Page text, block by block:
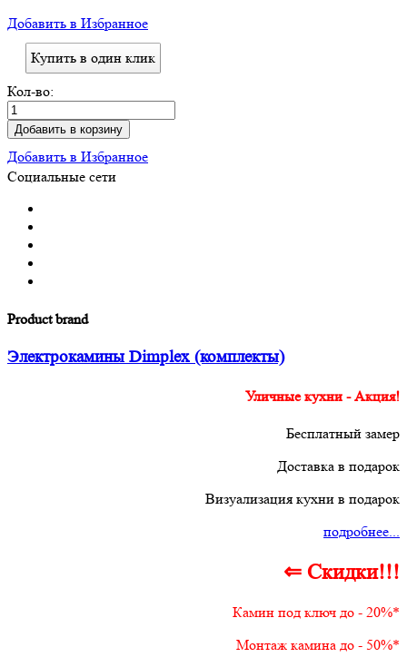
Добавить в Избранное
Купить в один клик
Кол-во:
Добавить в корзину
Добавить в Избранное
Социальные сети
Product brand
Электрокамины Dimplex (комплекты)
Уличные кухни - Акция!
Бесплатный замер
Доставка в подарок
Визуализация кухни в подарок
подробнее...
⇐ Скидки!!!
Камин под ключ до - 20%*
Монтаж камина до - 50%*